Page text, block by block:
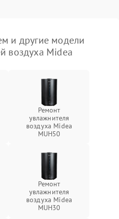
и другие модели
воздуха Midea
Ремонт
увлажнителя
воздуха Midea
MUH50
Ремонт
увлажнителя
воздуха Midea
MUH30